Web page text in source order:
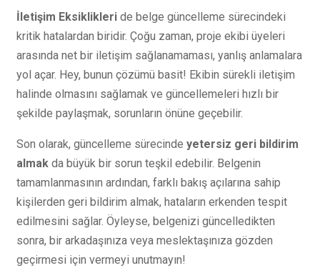
İletişim Eksiklikleri de belge güncelleme sürecindeki
kritik hatalardan biridir. Çoğu zaman, proje ekibi üyeleri
arasında net bir iletişim sağlanamaması, yanlış anlamalara
yol açar. Hey, bunun çözümü basit! Ekibin sürekli iletişim
halinde olmasını sağlamak ve güncellemeleri hızlı bir
şekilde paylaşmak, sorunların önüne geçebilir.
Son olarak, güncelleme sürecinde yetersiz geri bildirim
almak da büyük bir sorun teşkil edebilir. Belgenin
tamamlanmasının ardından, farklı bakış açılarına sahip
kişilerden geri bildirim almak, hataların erkenden tespit
edilmesini sağlar. Öyleyse, belgenizi güncelledikten
sonra, bir arkadaşınıza veya meslektaşınıza gözden
geçirmesi için vermeyi unutmayın!